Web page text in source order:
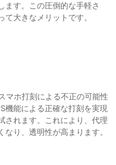
ます。この圧倒的な手軽さ
大きなメリットです。
マホ打刻による不正の可能性
機能による正確な打刻を実現
されます。これにより、代理
り、透明性が高まります。